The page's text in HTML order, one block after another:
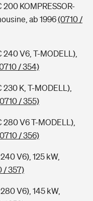
KOMPRESSOR-
ab 1996(0710 /
V6, T-MODELL),
/ 354)
K, T-MODELL),
/ 355)
V6 T-MODELL),
/ 356)
V6), 125 kW,
/ 357)
V6), 145 kW,